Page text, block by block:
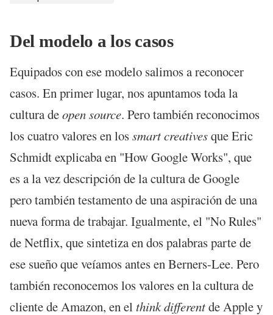
Del modelo a los casos
Equipados con ese modelo salimos a reconocer
casos. En primer lugar, nos apuntamos toda la
cultura deopen source. Pero también reconocimos
los cuatro valores en lossmart creativesque Eric
Schmidt explicaba en "How Google Works", que
es a la vez descripción de la cultura de Google
pero también testamento de una aspiración de una
nueva forma de trabajar. Igualmente, el "No Rules"
de Netflix, que sintetiza en dos palabras parte de
ese sueño que veíamos antes en Berners-Lee. Pero
también reconocemos los valores en la cultura de
cliente de Amazon, en el think differentde Apple y